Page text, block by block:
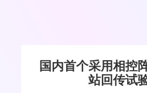
国内首个采用相控
站回传试